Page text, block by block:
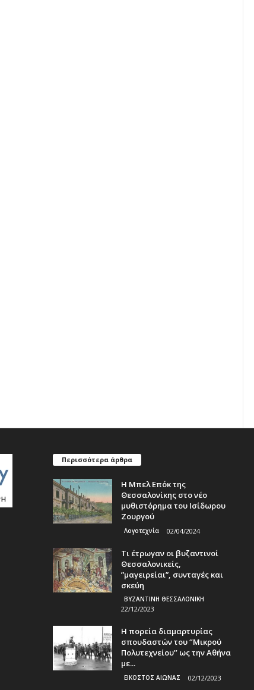
Περισσότερα άρθρα
Η Μπελ Επόκ της
Θεσσαλονίκης στο νέο
μυθιστόρημα του Ισίδωρου
Ζουργού
Λογοτεχνία 02/04/2024
Τι έτρωγαν οι βυζαντινοί
Θεσσαλονικείς,
”μαγειρείαι”, συνταγές και
σκεύη
ΒΥΖΑΝΤΙΝΗ ΘΕΣΣΑΛΟΝΙΚΗ
22/12/2023
Η πορεία διαμαρτυρίας
σπουδαστών του ‘’Μικρού
Πολυτεχνείου’’ ως την Αθήνα
με...
ΕΙΚΟΣΤΟΣ ΑΙΩΝΑΣ 02/12/2023